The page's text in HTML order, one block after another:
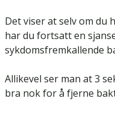
Det viser at selv om du
har du fortsatt en
sykdomsfremkallende
Allikevel ser man at 3
bra nok for å fjerne